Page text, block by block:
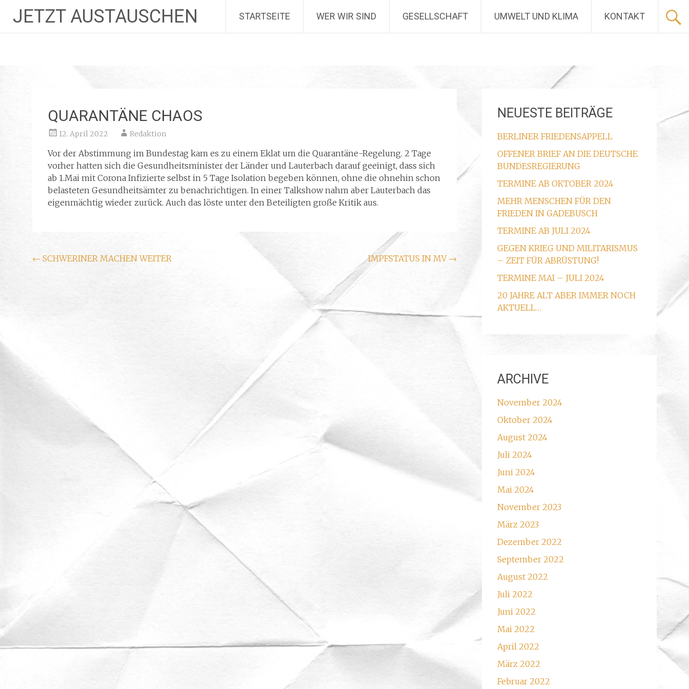
JETZT AUSTAUSCHEN STARTSEITE WER WIR SIND GESELLSCHAFT UMWELT UND KLIMA KONTAKT
QUARANTÄNE CHAOS
12. April 2022 Redaktion
Vor der Abstimmung im Bundestag kam es zu einem Eklat um die Quarantäne-Regelung. 2 Tage
vorher hatten sich die Gesundheitsminister der Länder und Lauterbach darauf geeinigt, dass sich
ab 1.Mai mit Corona Infizierte selbst in 5 Tage Isolation begeben können, ohne die ohnehin schon
belasteten Gesundheitsämter zu benachrichtigen. In einer Talkshow nahm aber Lauterbach das
eigenmächtig wieder zurück. Auch das löste unter den Beteiligten große Kritik aus.
Beitragsnavigation
← SCHWERINER MACHEN WEITER IMPFSTATUS IN MV →
NEUESTE BEITRÄGE
BERLINER FRIEDENSAPPELL
OFFENER BRIEF AN DIE DEUTSCHE
BUNDESREGIERUNG
TERMINE AB OKTOBER 2024
MEHR MENSCHEN FÜR DEN
FRIEDEN IN GADEBUSCH
TERMINE AB JULI 2024
GEGEN KRIEG UND MILITARISMUS
– ZEIT FÜR ABRÜSTUNG!
TERMINE MAI – JULI 2024
20 JAHRE ALT ABER IMMER NOCH
AKTUELL…
ARCHIVE
November 2024
Oktober 2024
August 2024
Juli 2024
Juni 2024
Mai 2024
November 2023
März 2023
Dezember 2022
September 2022
August 2022
Juli 2022
Juni 2022
Mai 2022
April 2022
März 2022
Februar 2022